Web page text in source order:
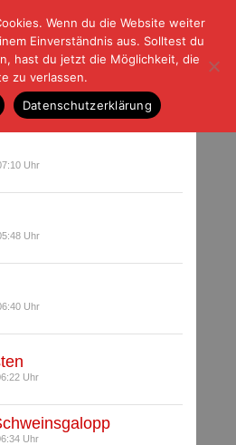
Fußball und der Rest
|DATENSCHUTZ
Russ
Uhr
Uhr
Uhr
Uhr
Uhr
Wenn du die Website weiter
Einverständnis aus. Solltest du
hast du jetzt die Möglichkeit, die
zu verlassen.
Datenschutzerklärung